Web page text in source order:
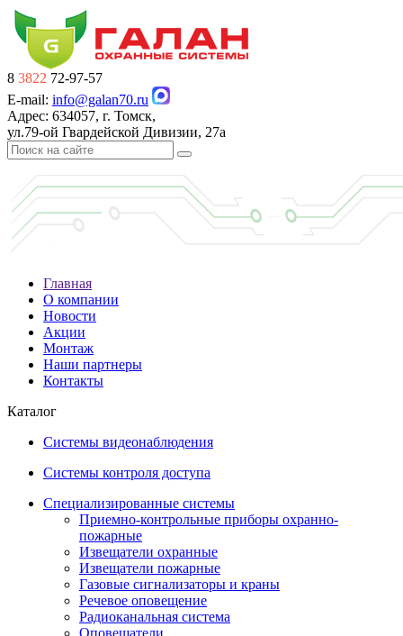
8 3822 72-97-57
E-mail: info@galan70.ru
Адрес: 634057, г. Томск,
ул.79-ой Гвардейской Дивизии, 27а
Главная
О компании
Новости
Акции
Монтаж
Наши партнеры
Контакты
Каталог
Системы видеонаблюдения
Системы контроля доступа
Специализированные системы
Приемно-контрольные приборы охранно-
пожарные
Извещатели охранные
Извещатели пожарные
Газовые сигнализаторы и краны
Речевое оповещение
Радиоканальная система
Оповещатели